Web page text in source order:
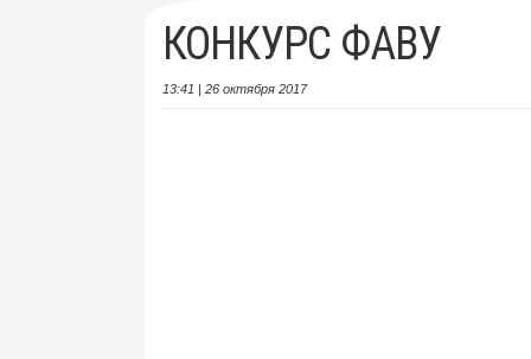
КОНКУРС ФАВУ
13:41 | 26 октября 2017